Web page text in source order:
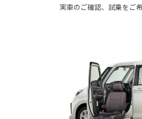
実車のご確認、試乗をご